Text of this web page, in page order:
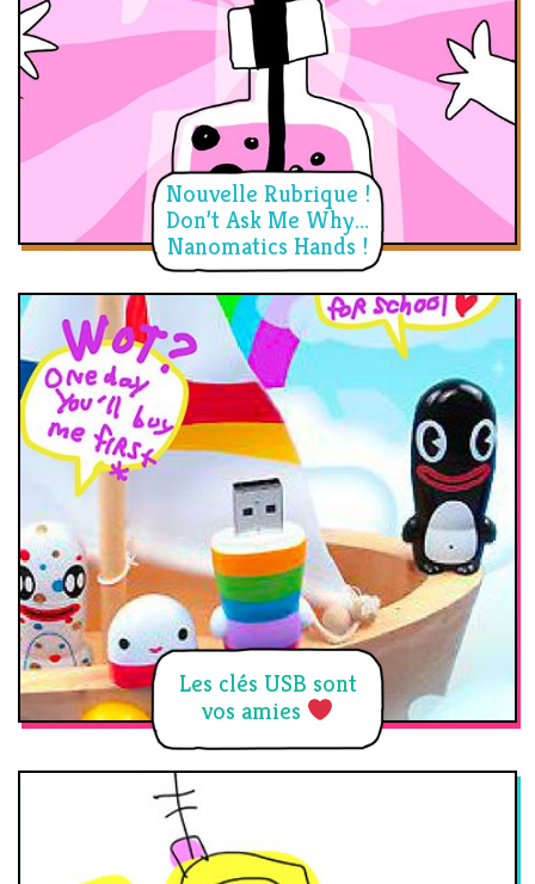
Nouvelle Rubrique !
Don’t Ask Me Why…
Nanomatics Hands !
Les clés USB sont
vos amies